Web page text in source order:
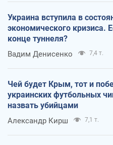
Украина вступила в
экономического кризиса.
конце туннеля?
Вадим Денисенко 7,4 т.
Чей будет Крым, тот и
украинских футбольных
назвать убийцами
Александр Кирш 7,1 т.